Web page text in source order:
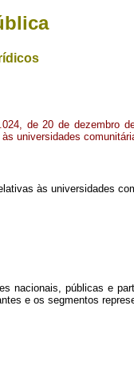
de 20 de dezembro
universidades
às universidades
nacionais, públicas e
e os segmentos